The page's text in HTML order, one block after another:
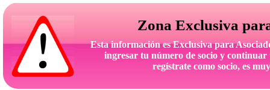
Esta información es Exclusiva para
ingresar tu número de socio y
regístrate como socio, es
Zona Exclusiva